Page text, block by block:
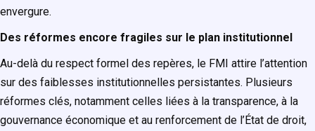
envergure.
Des réformes encore fragiles sur le plan institutionnel
Au-delà du respect formel des repères, le FMI attire l’attention
sur des faiblesses institutionnelles persistantes. Plusieurs
réformes clés, notamment celles liées à la transparence, à la
gouvernance économique et au renforcement de l’État de droit,